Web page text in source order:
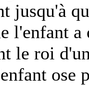
jusqu'à
l'enfant
le roi
ose